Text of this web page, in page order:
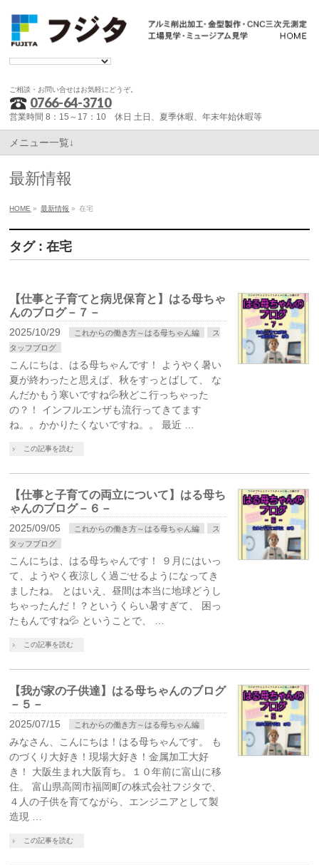
ご相談・お問い合せはお気軽にどうぞ。
0766-64-3710
営業時間 8：15～17：10 休日 土日、夏季休暇、年末年始休暇等
メニュー一覧↓
最新情報
HOME » 最新情報 » 在宅
タグ : 在宅
【仕事と子育てと病児保育と】はる母ちゃ
んのブログ－７－
2025/10/29 これからの働き方～はる母ちゃん編
ス
タッフブログ
こんにちは、はる母ちゃんです！ ようやく暑い
夏が終わったと思えば、秋をすっとばして、 な
んだかもう寒いですね💦秋どこ行っちゃった
の？！ インフルエンザも流行ってきてます
ね。。かかりたくないですね。。 最近 …
この記事を読む
【仕事と子育ての両立について】はる母ち
ゃんのブログ－６－
2025/09/05 これからの働き方～はる母ちゃん編
ス
タッフブログ
こんにちは、はる母ちゃんです！ ９月にはいっ
て、ようやく夜涼しく過ごせるようになってき
ましたね。 とはいえ、昼間は本当に地球どうし
ちゃったんだ！？というくらい暑すぎて、 困っ
たもんですね💦 ということで、 …
この記事を読む
【我が家の子供達】はる母ちゃんのブログ
－５－
2025/07/15 これからの働き方～はる母ちゃん編
みなさん、こんにちは！はる母ちゃんです。 も
のづくり大好き！現場大好き！金属加工大好
き！ 大阪生まれ大阪育ち。１０年前に富山に移
住。 富山県高岡市福岡町の株式会社フジタで、
４人の子供を育てながら、エンジニアとして製
造現 …
この記事を読む